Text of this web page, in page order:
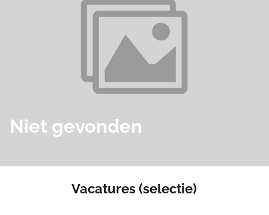
Niet gevonden
Vacatures (selectie)